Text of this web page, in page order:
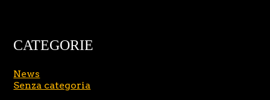
CATEGORIE
News
Senza categoria